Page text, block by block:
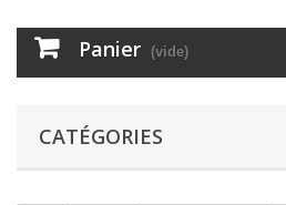
Panier (vide)
CATÉGORIES